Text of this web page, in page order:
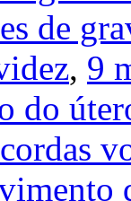
de
, 9
do
cordas